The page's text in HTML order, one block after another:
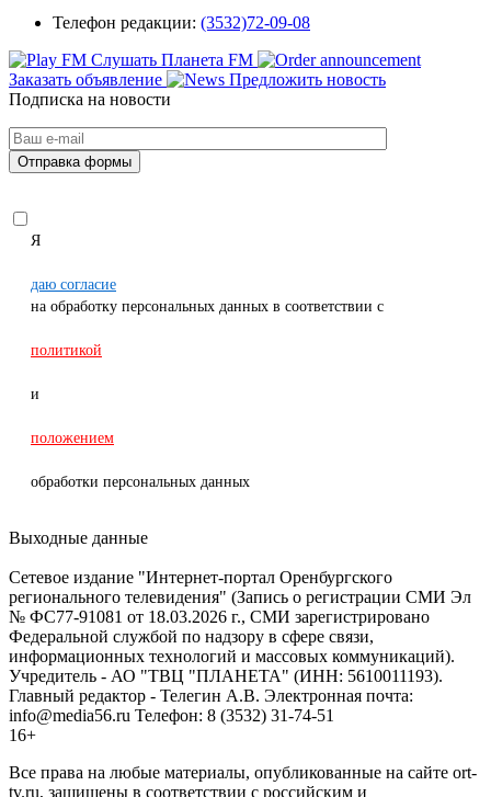
Телефон редакции: (3532)72-09-08
Слушать Планета FM
Заказать объявление
Предложить новость
Подписка на новости
Я
даю согласие
на обработку персональных данных в соответствии с
политикой
и
положением
обработки персональных данных
Выходные данные
Сетевое издание "Интернет-портал Оренбургского
регионального телевидения" (Запись о регистрации СМИ Эл
№ ФС77-91081 от 18.03.2026 г., СМИ зарегистрировано
Федеральной службой по надзору в сфере связи,
информационных технологий и массовых коммуникаций).
Учредитель - АО "ТВЦ "ПЛАНЕТА" (ИНН: 5610011193).
Главный редактор - Телегин А.В. Электронная почта:
info@media56.ru Телефон: 8 (3532) 31-74-51
16+
Все права на любые материалы, опубликованные на сайте ort-
tv.ru, защищены в соответствии с российским и